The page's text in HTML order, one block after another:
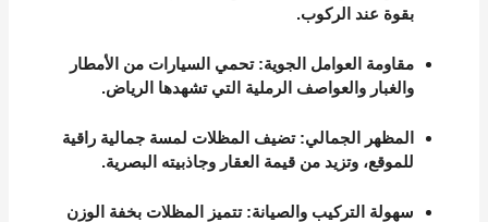
بقوة عند الركوب.
مقاومة العوامل الجوية: تحمي السيارات من الأمطار
والغبار والعواصف الرملية التي تشهدها الرياض.
المظهر الجمالي: تضيف المظلات لمسة جمالية راقية
للموقع، وتزيد من قيمة العقار وجاذبيته البصرية.
سهولة التركيب والصيانة: تتميز المظلات بخفة الوزن